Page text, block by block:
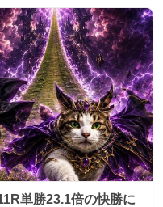
単勝23.1倍の快勝に